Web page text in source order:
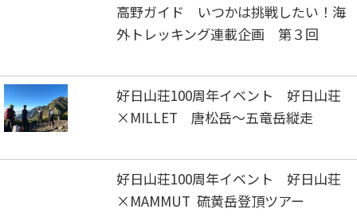
高野ガイド いつかは挑戦したい！海
外トレッキング連載企画 第３回
好日山荘100周年イベント 好日山荘
×MILLET 唐松岳～五竜岳縦走
好日山荘100周年イベント 好日山荘
×MAMMUT 硫黄岳登頂ツアー